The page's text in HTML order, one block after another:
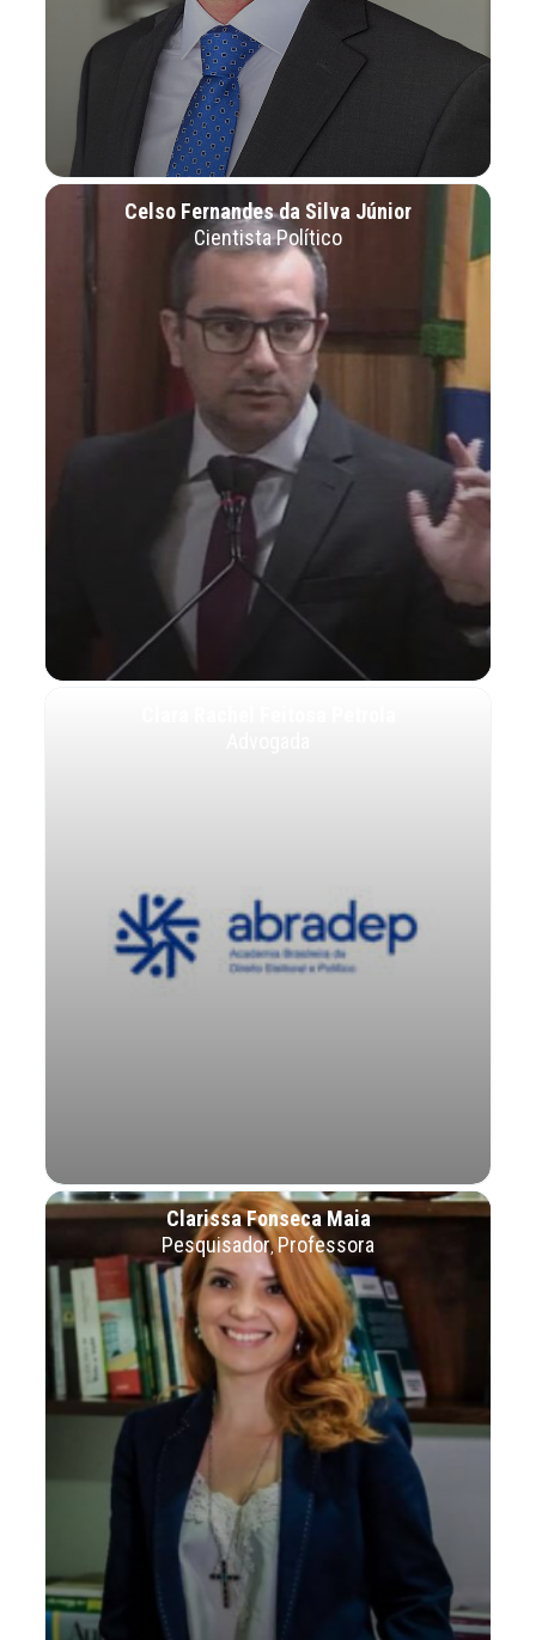
Celso Fernandes da Silva Júnior
Cientista Político
Clarissa Fonseca Maia
Pesquisador,Professora